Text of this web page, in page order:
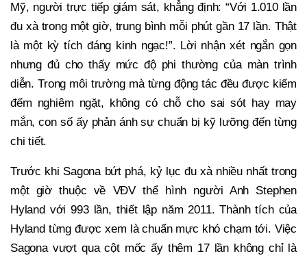
Mỹ, người trực tiếp giám sát, khẳng định: “Với 1.010 lần
đu xà trong một giờ, trung bình mỗi phút gần 17 lần. Thật
là một kỳ tích đáng kinh ngạc!”. Lời nhận xét ngắn gọn
nhưng đủ cho thấy mức độ phi thường của màn trình
diễn. Trong môi trường mà từng động tác đều được kiểm
đếm nghiêm ngặt, không có chỗ cho sai sót hay may
mắn, con số ấy phản ánh sự chuẩn bị kỹ lưỡng đến từng
chi tiết.
Trước khi Sagona bứt phá, kỷ lục đu xà nhiều nhất trong
một giờ thuộc về VĐV thể hình người Anh Stephen
Hyland với 993 lần, thiết lập năm 2011. Thành tích của
Hyland từng được xem là chuẩn mực khó chạm tới. Việc
Sagona vượt qua cột mốc ấy thêm 17 lần không chỉ là